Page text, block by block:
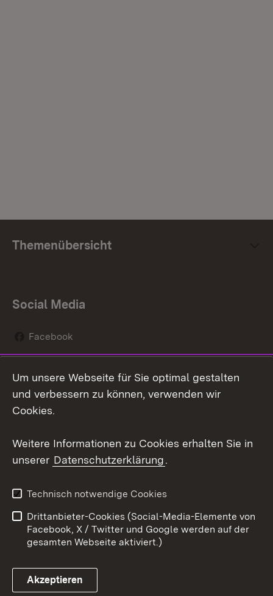
Themenübersicht
Social Media
Facebook
Social Wall
Youtube
Link zum Landesportal
Kontakt
Datenschutz
Barrierefreiheit
Impressum Cookies
Um unsere Webseite für Sie optimal gestalten
und verbessern zu können, verwenden wir
Cookies.
Weitere Informationen zu Cookies erhalten Sie in
unserer Datenschutzerklärung.
Technisch notwendige Cookies
Drittanbieter-Cookies (Social-Media-Elemente von
Facebook, X / Twitter und Google werden auf der
gesamten Webseite aktiviert.)
Akzeptieren